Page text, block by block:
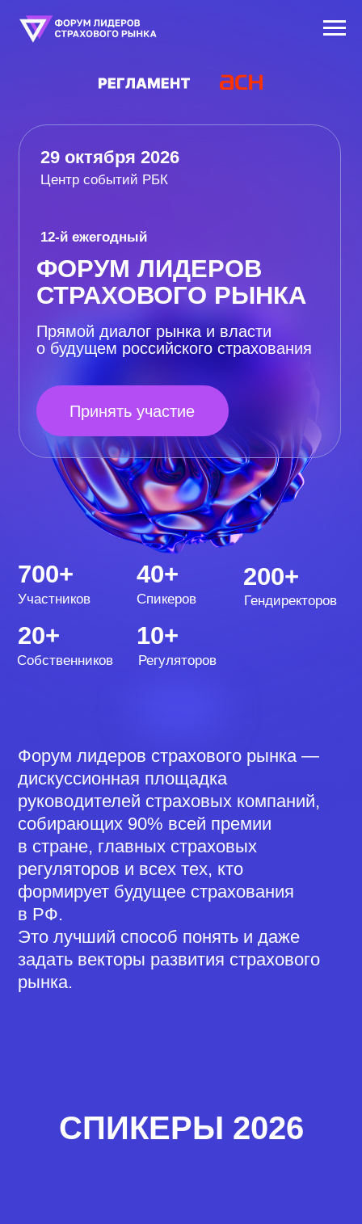
Участников
40+
700+
Собственников
10+
Регуляторов
20+
200+
Гендиректоров
Принять участие
Центр событий РБК
ФОРУМ ЛИДЕРОВ
Прямой диалог рынка и власти
Форум лидеров страхового рынка —
дискуссионная площадка
руководителей страховых компаний,
в стране, главных страховых
формирует будущее страхования
в РФ.
Это лучший способ понять и даже
Основной поток «Лидеры
страхового рынка»
Прямой диалог рынка и власти о
будущем страхования
участников
СПИКЕРЫ 2026